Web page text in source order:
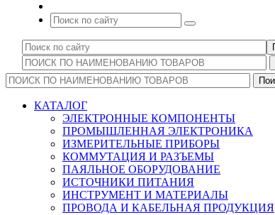
КАТАЛОГ
ЭЛЕКТРОННЫЕ КОМПОНЕНТЫ
ПРОМЫШЛЕННАЯ ЭЛЕКТРОНИКА
ИЗМЕРИТЕЛЬНЫЕ ПРИБОРЫ
КОММУТАЦИЯ И РАЗЪЕМЫ
ПАЯЛЬНОЕ ОБОРУДОВАНИЕ
ИСТОЧНИКИ ПИТАНИЯ
ИНСТРУМЕНТ И МАТЕРИАЛЫ
ПРОВОДА И КАБЕЛЬНАЯ ПРОДУКЦИЯ